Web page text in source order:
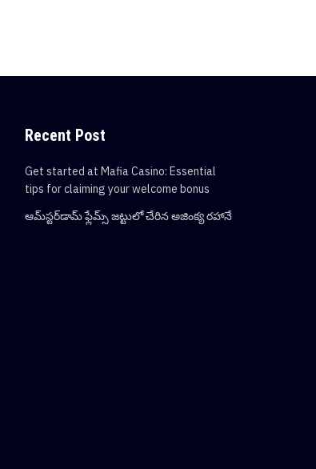
Recent Post
Get started at Mafia Casino: Essential
tips for claiming your welcome bonus
ఆమ్‌స్టర్‌డామ్ ఫ్లేమ్స్ జట్టులో చేరిన అజింక్య రహానే